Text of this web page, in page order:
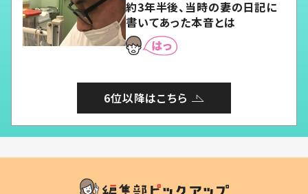
約3年半後、当時の妻の日記に
書いてあった本音とは
6位以降はこちら